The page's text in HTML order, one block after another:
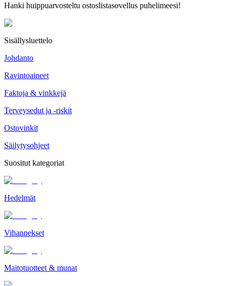
Hanki huippuarvosteltu ostoslistasovellus puhelimeesi!
Sisällysluettelo
Johdanto
Ravintoaineet
Faktoja & vinkkejä
Terveysedut ja -riskit
Ostovinkit
Säilytysohjeet
Suositut kategoriat
Hedelmät
Vihannekset
Maitotuotteet & munat